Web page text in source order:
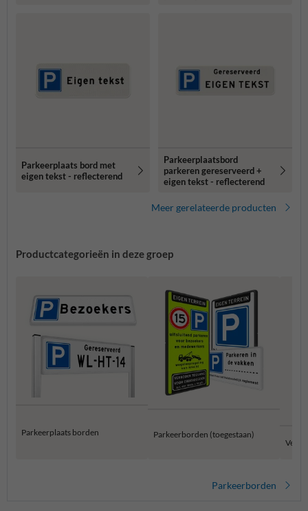
Parkeerplaats bord met
eigen tekst - reflecterend
Parkeerplaatsbord
parkeren gereserveerd +
eigen tekst - reflecterend
Meer gerelateerde producten
Productcategorieën in deze groep
Parkeerplaats borden
Parkeerborden (toegestaan)
Parkeerborden